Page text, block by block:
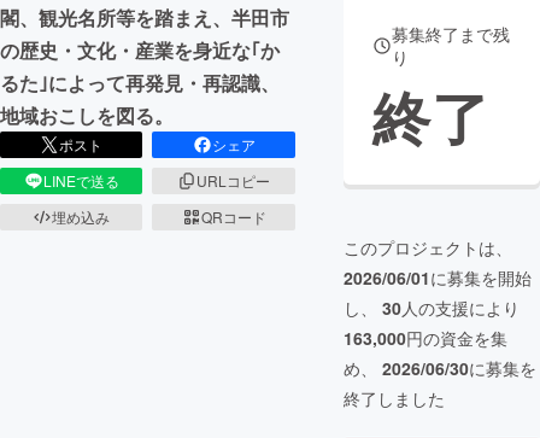
閣、観光名所等を踏まえ、半田市
の歴史・文化・産業を身近な｢か
るた｣によって再発見・再認識、
地域おこしを図る。
ポスト
シェア
LINEで送る
URLコピー
埋め込み
QRコード
募集終了まで残
り
終了
このプロジェクトは、
2026/06/01に募集を開始
し、 30人の支援により
163,000円の資金を集
め、 2026/06/30に募集を
終了しました